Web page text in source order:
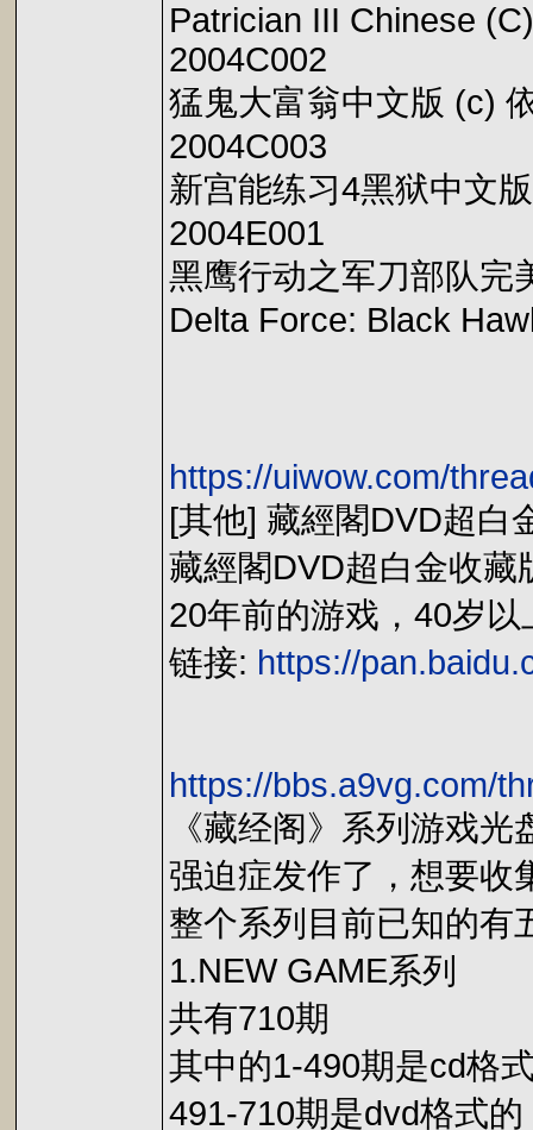
Patrician III Chinese
2004C002
猛鬼大富翁中文版 (c)
2004C003
新宫能练习4黑狱中文
2004E001
黑鹰行动之军刀部队完
Delta Force: Black
https://uiwow.com/
[其他] 藏經閣DVD超白
藏經閣DVD超白金收藏
20年前的游戏，40岁
链接: https://
https://bbs.a9vg.com/
《藏经阁》系列游戏
强迫症发作了，想要收
整个系列目前已知的有
1.NEW GAME系列
共有710期
其中的1-490期是cd格
491-710期是dvd格式的